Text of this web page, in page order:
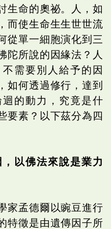
生命的奧祕。人，如
而使生命生生世世流
從單一細胞演化到三
陀所說的因緣法？人
需要別人給予的因
如何透過修行，達到
的動力，究竟是什
要素？以下茲分為四
以佛法來說是業力
家孟德爾以豌豆進行
特徵是由遺傳因子所